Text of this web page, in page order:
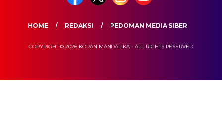
HOME REDAKSI PEDOMAN MEDIA SIBER
COPYRIGHT © 2026 KORAN MANDALIKA - ALL RIGHTS RESERVED